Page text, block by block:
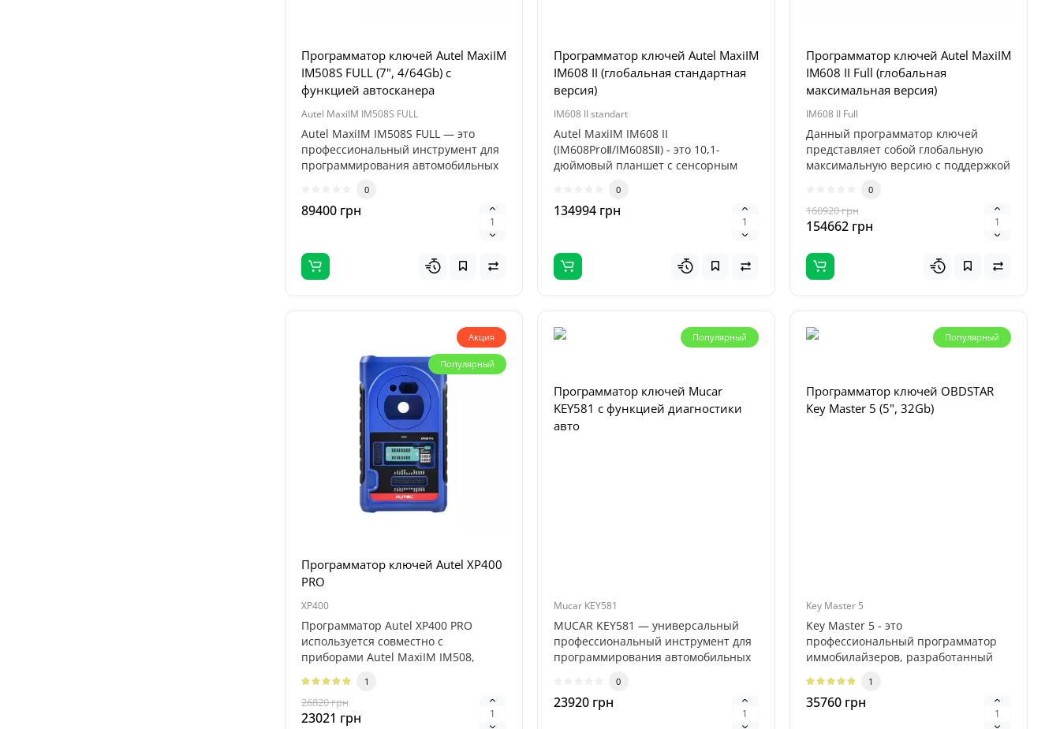
Программатор ключей Autel MaxiIM
IM508S FULL (7", 4/64Gb) с
функцией автосканера
Autel MaxiIM IM508S FULL
Autel MaxiIM IM508S FULL — это
профессиональный инструмент для
программирования автомобильных
0
89400 грн
Программатор ключей Autel MaxiIM
IM608 II (глобальная стандартная
версия)
IM608 II standart
Autel MaxiIM IM608 II
(IM608ProⅡ/IM608SⅡ) - это 10,1-
дюймовый планшет с сенсорным
0
134994 грн
Программатор ключей Autel MaxiIM
IM608 II Full (глобальная
максимальная версия)
IM608 II Full
Данный программатор ключей
представляет собой глобальную
максимальную версию с поддержкой
0
160920 грн
154662 грн
Акция
Популярный
Программатор ключей Autel XP400
PRO
XP400
Программатор Autel XP400 PRO
используется совместно с
приборами Autel MaxiIM IM508,
1
26820 грн
23021 грн
Популярный
Программатор ключей Mucar
KEY581 с функцией диагностики
авто
Mucar KEY581
MUCAR KEY581 — универсальный
профессиональный инструмент для
программирования автомобильных
0
23920 грн
Популярный
Программатор ключей OBDSTAR
Key Master 5 (5", 32Gb)
Key Master 5
Key Master 5 - это
профессиональный программатор
иммобилайзеров, разработанный
1
35760 грн